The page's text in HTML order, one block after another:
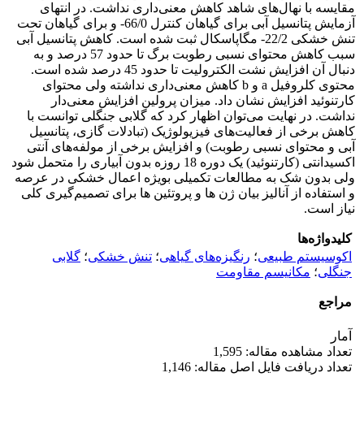
مقایسه با نهال‌های شاهد کاهش معنی‌داری نداشت. در انتهای
آزمایش پتانسیل آبی برای گیاهان کنترل 66/0- و برای گیاهان تحت
تنش خشکی 22/2- مگاپاسکال ثبت شده است. کاهش پتانسیل آبی
سبب کاهش محتوای نسبی رطوبت برگ تا حدود 57 درصد و به
دنبال آن افزایش نشت الکترولیت تا حدود 45 درصد شده است.
محتوی کلروفیل a و b کاهش معنی‌داری نداشته‌ ولی محتوای
کارتنوئید افزایش نشان داد. میزان پرولین افزایش معنی‌دار
نداشت. در نهایت می‌توان اظهار کرد که گلابی جنگلی توانست با
کاهش برخی از فعالیت‌های فیزیولوژیک (تبادلات گازی، پتانسیل
آبی و محتوای نسبی رطوبت) و افزایش برخی از مولفه‌های آنتی
اکسیدانتی (کارتنوئید) یک دوره 18 روزه بدون آبیاری را متحمل شود
ولی بدون شک به مطالعات تکمیلی بویژه اعمال خشکی در عرصه
و استفاده از آنالیز بیان ژن ها و پروتئین ها برای تصمیم‌گیری کلی
نیاز است.
کلیدواژه‌ها
اکوسیستم طبیعی؛ رنگیزه‌های گیاهی؛ تنش خشکی؛ گلابی
جنگلی؛ مکانیسم مقاومت
مراجع
آمار
تعداد مشاهده مقاله: 1,595
تعداد دریافت فایل اصل مقاله: 1,146